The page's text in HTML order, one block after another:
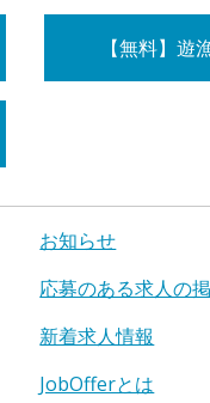
【無料】遊
お知らせ
応募のある求人の
新着求人情報
JobOfferとは